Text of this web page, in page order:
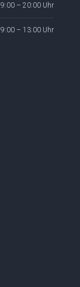
9:00 – 20:00 Uhr
9:00 – 13:00 Uhr